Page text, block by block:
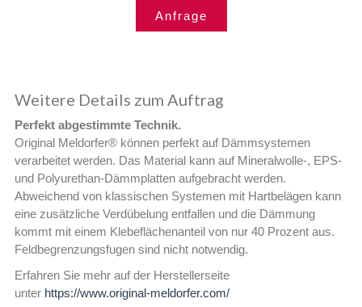
Anfrage
Weitere Details zum Auftrag
Perfekt abgestimmte Technik.
Original Meldorfer® können perfekt auf Dämmsystemen
verarbeitet werden. Das Material kann auf Mineralwolle-, EPS-
und Polyurethan-Dämmplatten aufgebracht werden.
Abweichend von klassischen Systemen mit Hartbelägen kann
eine zusätzliche Verdübelung entfallen und die Dämmung
kommt mit einem Klebeflächenanteil von nur 40 Prozent aus.
Feldbegrenzungsfugen sind nicht notwendig.
Erfahren Sie mehr auf der Herstellerseite
unter https://www.original-meldorfer.com/